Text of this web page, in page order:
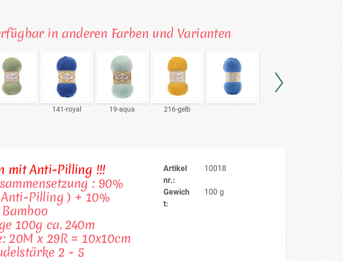
in anderen Farben und Varianten
141-royal 19-aqua 216-gelb
mit Anti-Pilling !!!
: 90%
Pilling ) + 10%
Bamboo
100g ca. 240m
20M x 29R = 10x10cm
2 - 5
Artikel
nr.:
10018
Gewich
t:
100 g